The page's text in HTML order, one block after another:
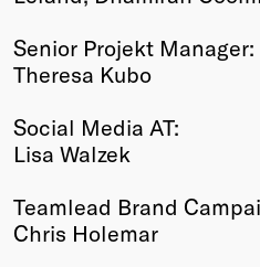
Senior Projekt Manager:
Theresa Kubo
Social Media AT:
Lisa Walzek
Teamlead Brand
Chris Holemar